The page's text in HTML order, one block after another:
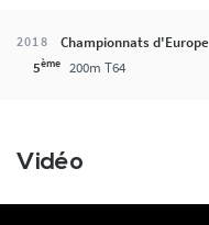
2018 Championnats d'Europe
5ème 200m T64
Vidéo